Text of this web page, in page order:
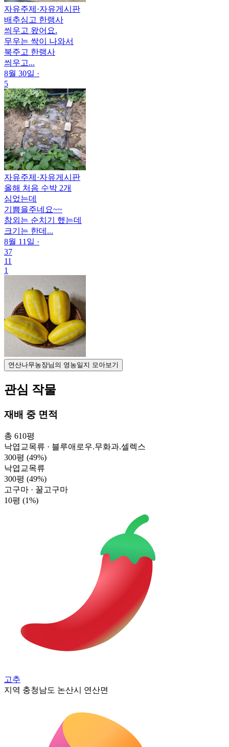
자유주제 ·자유게시판
배추심고 한랭사
씌우고 왔어요.
무우는 싹이 나와서
북주고 한랭사
씌우고...
8월 30일 ·
5
자유주제 ·자유게시판
올해 처음 수박 2개
심었는데
기쁨을주네요~~
참외는 순치기 했는데
크기는 한데...
8월 11일 ·
37
11
1
연산나무농장님의 영농일지 모아보기
관심 작물
재배 중 면적
총 610평
낙엽교목류 · 블루애로우.무화과.셀렉스
300평 (49%)
낙엽교목류
300평 (49%)
고구마 · 꿀고구마
10평 (1%)
고추
지역 충청남도 논산시 연산면